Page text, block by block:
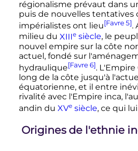
régionalisme prévaut dans
puis de nouvelles tentatives
impérialistes ont lieu[Favre 5].
milieu du XIIIesiècle, le
nouvel empire sur la côte
actuel, fondé sur
hydraulique[Favre 6].
long de la côte jusqu'à
équatorienne, et il entre
rivalité avec l'Empire inca,
andin du XVesiècle, ce qui
Origines de l'ethnie